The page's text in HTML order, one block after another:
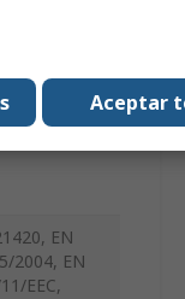
EN
2004, EN
EEC,
Aceptar